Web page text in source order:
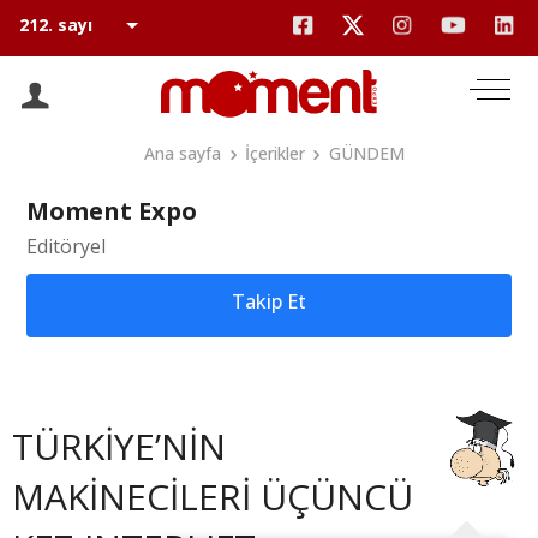
Ana sayfa İçerikler GÜNDEM
Moment Expo
Editöryel
Takip Et
TÜRKİYE’NİN
MAKİNECİLERİ ÜÇÜNCÜ